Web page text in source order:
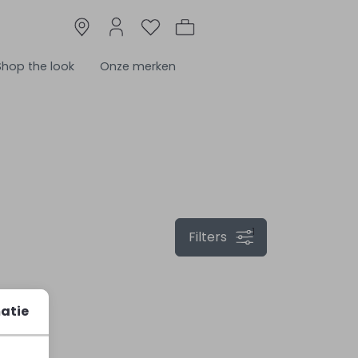
the look Onze merken
1
Filters